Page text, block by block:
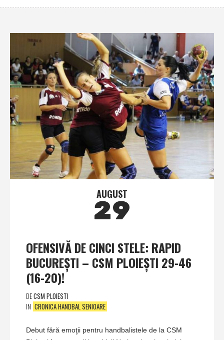
AUGUST
29
OFENSIVĂ DE CINCI STELE: RAPID
BUCUREŞTI – CSM PLOIEŞTI 29-46
(16-20)!
DECSM PLOIESTI
IN CRONICA HANDBAL SENIOARE
Debut fără emoţii pentru handbalistele de la CSM